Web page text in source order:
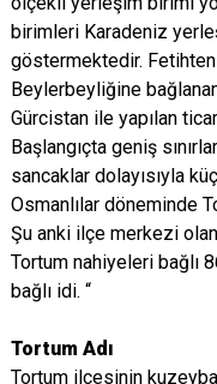
birimleri Karadeniz
göstermektedir.
Beylerbeyliğine
Gürcistan ile yapılan
Başlangıçta geniş
sancaklar dolayısıyla
Osmanlılar döneminde
Şu anki ilçe merkezi
Tortum nahiyeleri bağlı
bağlı idi. “
Tortum Adı
Tortum ilçesinin